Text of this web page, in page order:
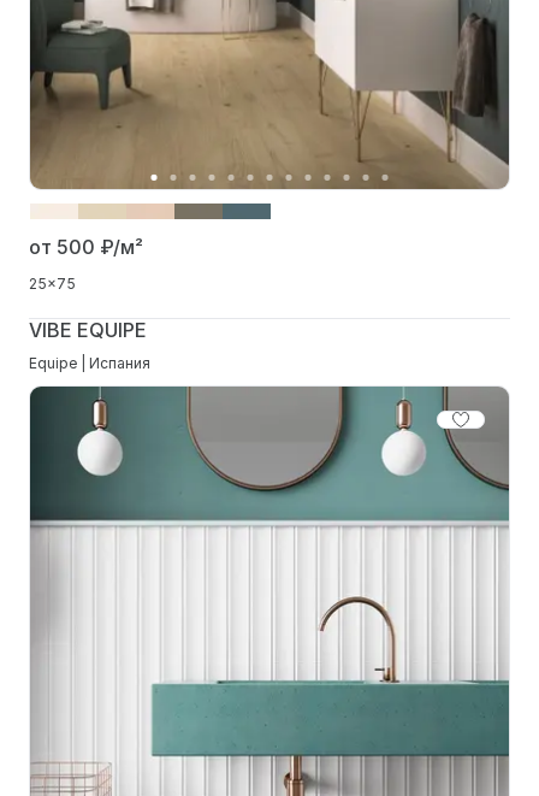
от 500 ₽/м²
25x75
VIBE EQUIPE
Equipe | Испания